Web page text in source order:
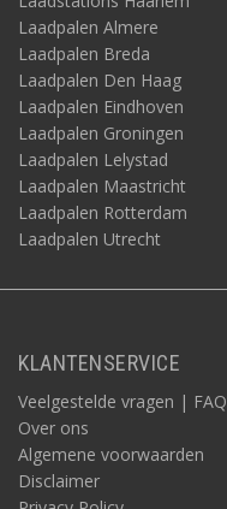
Laadpalen Almere
Laadpalen Breda
Laadpalen Den Haag
Laadpalen Eindhoven
Laadpalen Groningen
Laadpalen Lelystad
Laadpalen Maastricht
Laadpalen Rotterdam
Laadpalen Utrecht
KLANTENSERVICE
Veelgestelde vragen | FAQ
Over ons
Algemene voorwaarden
Disclaimer